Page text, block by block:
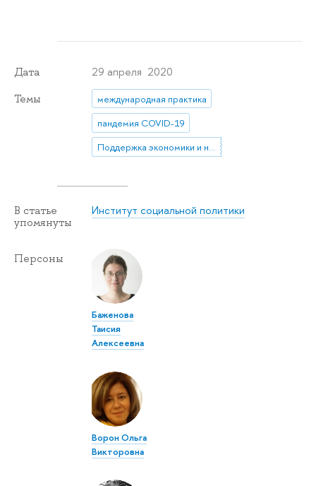
Дата 29 апреля 2020
Темы
международная практика
пандемия COVID-19
Поддержка экономики и населения
В статье
упомянуты
Институт социальной политики
Персоны
Баженова
Таисия
Алексеевна
Ворон Ольга
Викторовна